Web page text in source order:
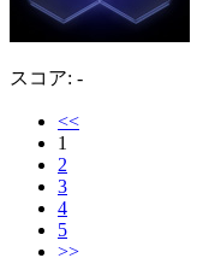
スコア: -
<<
1
2
3
4
5
>>